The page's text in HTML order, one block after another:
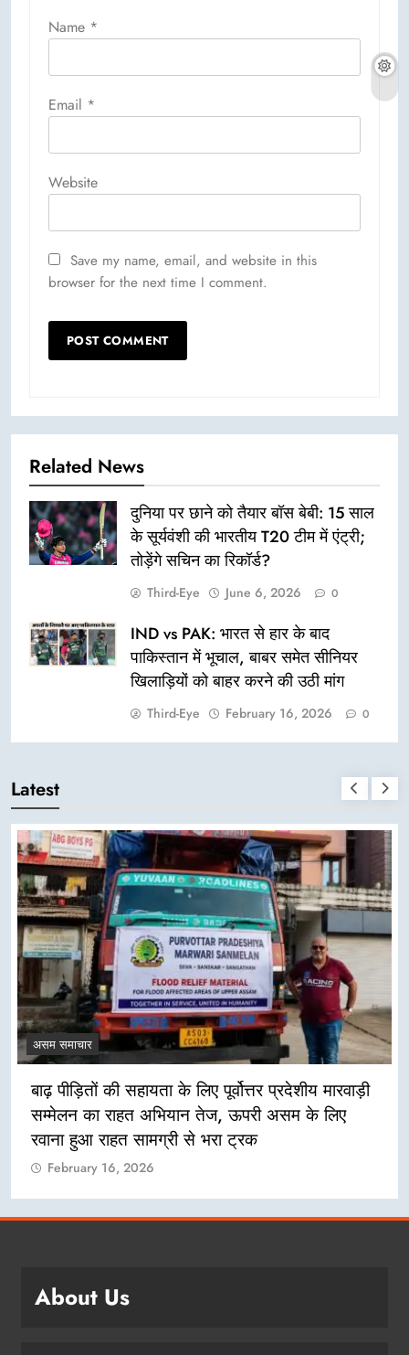
Name *
Email *
Website
Save my name, email, and website in this
browser for the next time I comment.
Related News
दुनिया पर छाने को तैयार बॉस बेबी: 15 साल
के सूर्यवंशी की भारतीय T20 टीम में एंट्री;
तोड़ेंगे सचिन का रिकॉर्ड?
Third-Eye June 6, 2026 0
IND vs PAK: भारत से हार के बाद
पाकिस्तान में भूचाल, बाबर समेत सीनियर
खिलाड़ियों को बाहर करने की उठी मांग
Third-Eye February 16, 2026 0
Latest
असम समाचार
बाढ़ पीड़ितों की सहायता के लिए पूर्वोत्तर प्रदेशीय मारवाड़ी
सम्मेलन का राहत अभियान तेज, ऊपरी असम के लिए
रवाना हुआ राहत सामग्री से भरा ट्रक
February 16, 2026
About Us